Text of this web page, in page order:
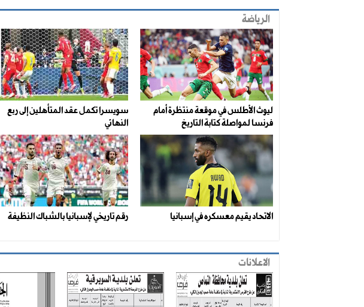
الرياضة
ليوث الأطلس في موقعة منتظرة أمام
فرنسا لمواصلة كتابة التاريخ
سويسرا تكمل عقد المتأهلين إلى ربع
النهائي
الاتحاد يقيم معسكره في إسبانيا رقم تاريخي لإسبانيا بالشباك النظيفة
الاعلانات